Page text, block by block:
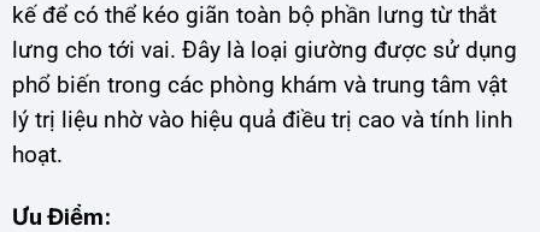
kế để có thể kéo giãn toàn bộ phần lưng từ thắt
lưng cho tới vai. Đây là loại giường được sử dụng
phổ biến trong các phòng khám và trung tâm vật
lý trị liệu nhờ vào hiệu quả điều trị cao và tính linh
hoạt.
Ưu Điểm: